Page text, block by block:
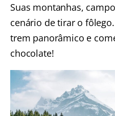
Suas montanhas,
cenário de tirar o
trem panorâmico e
chocolate!